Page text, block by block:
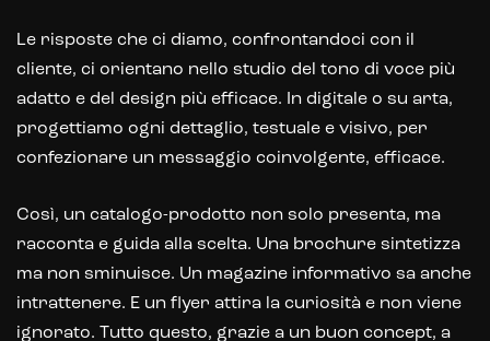
E-commerce store
Marketplace for selling
E-commerce management
Marketplace integration
Payment gateway integration
Customer service management
Le risposte che ci diamo, confrontandoci con il
cliente, ci orientano nello studio del tono di voce più
adatto e del design più efficace. In digitale o su arta,
progettiamo ogni dettaglio, testuale e visivo, per
confezionare un messaggio coinvolgente, efficace.
Così, un catalogo-prodotto non solo presenta, ma
racconta e guida alla scelta. Una brochure sintetizza
ma non sminuisce. Un magazine informativo sa anche
intrattenere. E un flyer attira la curiosità e non viene
ignorato. Tutto questo, grazie a un buon concept, a